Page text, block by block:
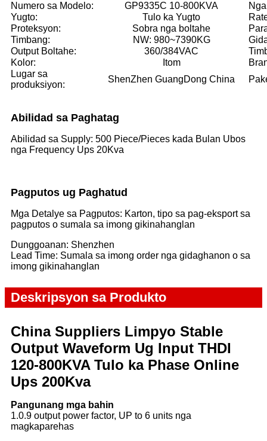
Numero sa Modelo:
GP9335C 10-800KVA
Yugto:
Tulo ka Yugto
Proteksyon:
Sobra nga boltahe
Timbang:
NW: 980~7390KG
Output Boltahe:
360/384VAC
Kolor:
Itom
Lugar sa
produksiyon:
ShenZhen GuangDong China
Abilidad sa Paghatag
Abilidad sa Supply: 500 Piece/Pieces kada Bulan Ubos
nga Frequency Ups 20Kva
Pagputos ug Paghatud
Mga Detalye sa Pagputos: Karton, tipo sa pag-eksport sa
pagputos o sumala sa imong gikinahanglan
Dunggoanan: Shenzhen
Lead Time: Sumala sa imong order nga gidaghanon o sa
imong gikinahanglan
Deskripsyon sa Produkto
China Suppliers Limpyo Stable
Output Waveform Ug Input THDI
120-800KVA Tulo ka Phase Online
Ups 200Kva
Pangunang mga bahin
1.0.9 output power factor, UP to 6 units nga
magkaparehas